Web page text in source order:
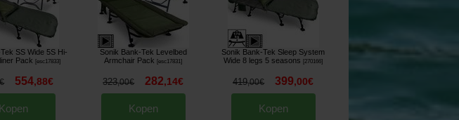
SS Wide 5S Hi-
Pack
[esc17833]
€ 554,88€
Kopen
Sonik Bank-Tek Levelbed
Armchair Pack
[esc17831]
323,00€ 282,14€
Kopen
Sonik Bank-Tek Sleep System
Wide 8 legs 5 seasons
[270166]
419,00€ 399,00€
Kopen